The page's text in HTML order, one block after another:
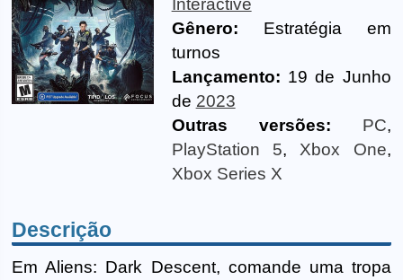
Interactive
Gênero:
Estratégia em
turnos
Lançamento: 19 de Junho
de 2023
Outras versões:
PC,
PlayStation 5, Xbox One,
Xbox Series X
Descrição
Em Aliens: Dark Descent, comande uma tropa